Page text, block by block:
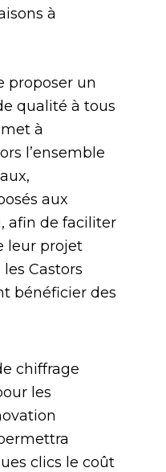
à
proposer un
qualité à tous
à
l’ensemble
aux
afin de faciliter
leur projet
Castors
bénéficier des
chiffrage
les
clics le coût